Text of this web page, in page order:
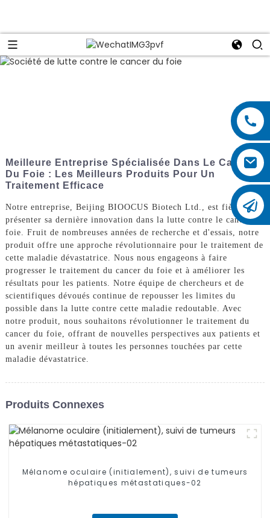
Meilleure Entreprise Spécialisée Dans Le Cancer
Du Foie : Les Meilleurs Produits Pour Un
Traitement Efficace
Notre entreprise, Beijing BIOOCUS Biotech Ltd., est fière de
présenter sa dernière innovation dans la lutte contre le cancer du
foie. Fruit de nombreuses années de recherche et d'essais, notre
produit offre une approche révolutionnaire pour le traitement de
cette maladie dévastatrice. Nous nous engageons à faire
progresser le traitement du cancer du foie et à améliorer les
résultats pour les patients. Notre équipe de chercheurs et de
scientifiques dévoués continue de repousser les limites du
possible dans la lutte contre cette maladie redoutable. Avec
notre produit, nous souhaitons révolutionner le traitement du
cancer du foie, offrant de nouvelles perspectives aux patients et
un avenir meilleur à toutes les personnes touchées par cette
maladie dévastatrice.
Produits Connexes
Mélanome oculaire (initialement), suivi de tumeurs
hépatiques métastatiques-02